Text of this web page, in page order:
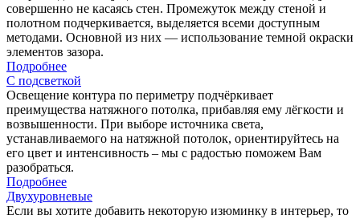
совершенно не касаясь стен. Промежуток между стеной и
полотном подчеркивается, выделяется всеми доступным
методами. Основной из них — использование темной окраски
элементов зазора.
Подробнее
С подсветкой
Освещение контура по периметру подчёркивает
преимущества натяжного потолка, прибавляя ему лёгкости и
возвышенности. При выборе источника света,
устанавливаемого на натяжной потолок, ориентируйтесь на
его цвет и интенсивность – мы с радостью поможем Вам
разобраться.
Подробнее
Двухуровневые
Если вы хотите добавить некоторую изюминку в интерьер, то